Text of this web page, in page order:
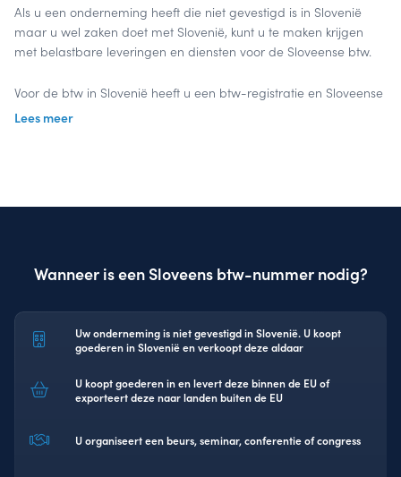
Als u een onderneming heeft die niet gevestigd is in Slovenië
maar u wel zaken doet met Slovenië, kunt u te maken krijgen
met belastbare leveringen en diensten voor de Sloveense btw.
Voor de btw in Slovenië heeft u een btw-registratie en Sloveense
btw-nummer nodig. Voor de aanvraag kunt u terecht bij de
regel- en wetgeving van Slovenië. Deze zijn bekend bij onze
onze op uw btw-aangifte. Deze dienen wij tijdig en correct in.
Laten we samenwerken
Lees meer
Wanneer is een Sloveens btw-nummer nodig?
Uw onderneming is niet gevestigd in Slovenië. U koopt
goederen in Slovenië en verkoopt deze aldaar
U koopt goederen in en levert deze binnen de EU of
exporteert deze naar landen buiten de EU
U organiseert een beurs, seminar, conferentie of congress